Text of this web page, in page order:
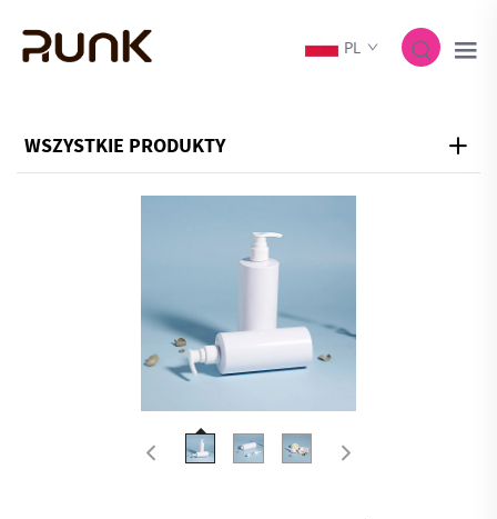
PL
WSZYSTKIE PRODUKTY